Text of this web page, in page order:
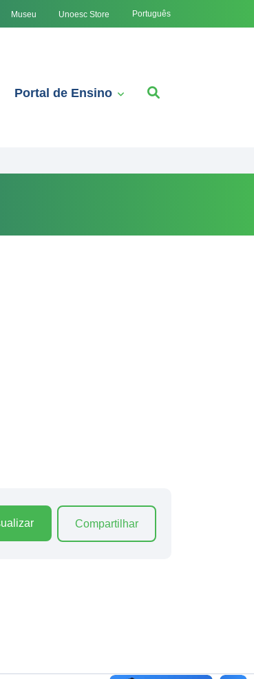
Museu Unoesc Store Português
Portal de Ensino
Compartilhar